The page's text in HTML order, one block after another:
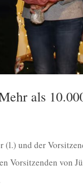
als
und der
Vorsitzenden von